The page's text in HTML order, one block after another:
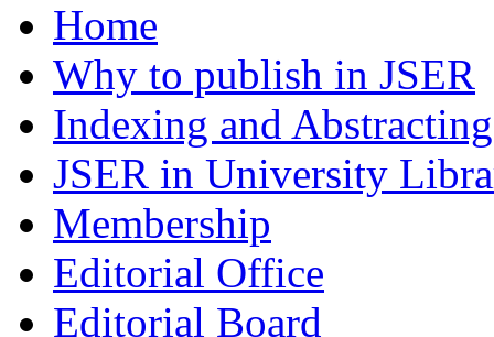
Home
Why to publish in JSER
Indexing and Abstracting
JSER in University
Membership
Editorial Office
Editorial Board